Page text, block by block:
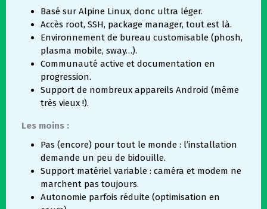
Basé sur Alpine Linux, donc ultra léger.
Accès root, SSH, package manager, tout est là.
Environnement de bureau customisable (phosh,
plasma mobile, sway…).
Communauté active et documentation en
progression.
Support de nombreux appareils Android (même
très vieux !).
Les moins :
Pas (encore) pour tout le monde : l’installation
demande un peu de bidouille.
Support matériel variable : caméra et modem ne
marchent pas toujours.
Autonomie parfois réduite (optimisation en